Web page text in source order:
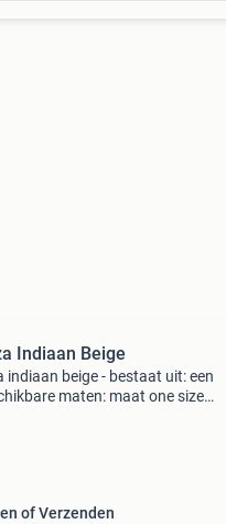
Indiaan Beige
indiaan beige - bestaat uit: een
maten: maat one size
of Verzenden